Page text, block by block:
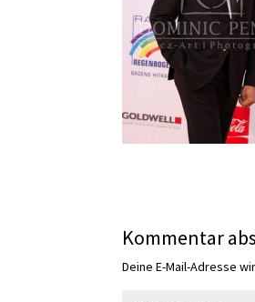
Kommentar
Deine E-Mail-Adresse